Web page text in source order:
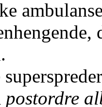
postordre